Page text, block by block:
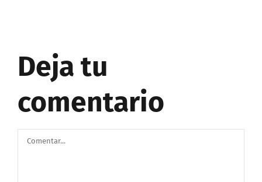
Deja tu
comentario
Comentar